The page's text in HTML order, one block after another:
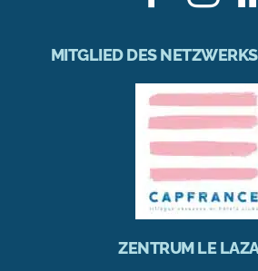
MITGLIED DES
ZENTRUM LE